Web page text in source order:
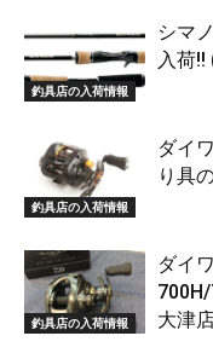
釣具店の入荷情報
シマ
入荷
釣具店の入荷情報
ダイ
り具
釣具店の入荷情報
ダイ
大津